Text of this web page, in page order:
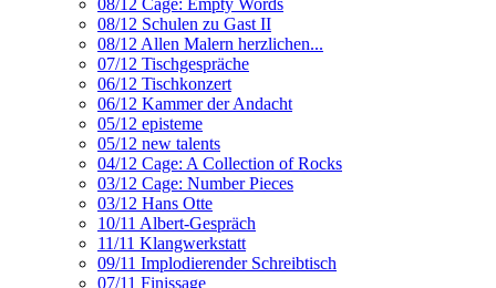
08/12 Cage: Empty Words
08/12 Schulen zu Gast II
08/12 Allen Malern herzlichen...
07/12 Tischgespräche
06/12 Tischkonzert
06/12 Kammer der Andacht
05/12 episteme
05/12 new talents
04/12 Cage: A Collection of Rocks
03/12 Cage: Number Pieces
03/12 Hans Otte
10/11 Albert-Gespräch
11/11 Klangwerkstatt
09/11 Implodierender Schreibtisch
07/11 Finissage